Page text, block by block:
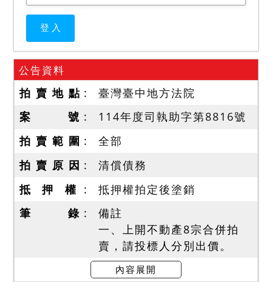
公告資料
拍 賣 地 點
臺灣臺中地方法院
案 號
114年度司執助字第8816號
拍 賣 範 圍
全部
拍 賣 原 因
清償債務
抵 押 權
抵押權拍定後塗銷
筆 錄
備註
一、上開不動產8宗合併拍
賣，請投標人分別出價。
二、拍賣最低價額合計新台
幣：12,180,000元，以總價
內容展開